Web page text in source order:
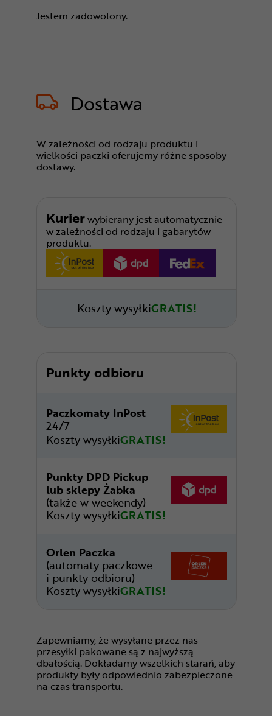
Jestem zadowolony.
Dostawa
W zależności od rodzaju produktu i
wielkości paczki oferujemy różne sposoby
dostawy.
Kurierwybierany jest automatycznie
w zależności od rodzaju i gabarytów
produktu.
Koszty wysyłkiGRATIS!
Punkty odbioru
Paczkomaty InPost
24/7
Koszty wysyłkiGRATIS!
Punkty DPD Pickup
lub sklepy Żabka
(także w weekendy)
Koszty wysyłkiGRATIS!
Orlen Paczka
(automaty paczkowe
i punkty odbioru)
Koszty wysyłkiGRATIS!
Zapewniamy, że wysyłane przez nas
przesyłki pakowane są z najwyższą
dbałością. Dokładamy wszelkich starań, aby
produkty były odpowiednio zabezpieczone
na czas transportu.